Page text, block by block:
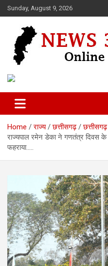
Skip
to
Sunday, August 9, 2026
News 36
Home राज्य छत्तीसगढ़
राज्यपाल रमेन डेका ने गणतंत्र दिवस
फहराया…..